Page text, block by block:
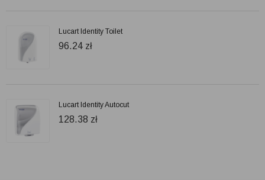
Lucart Identity Toilet
96.24 zł
Lucart Identity Autocut
128.38 zł